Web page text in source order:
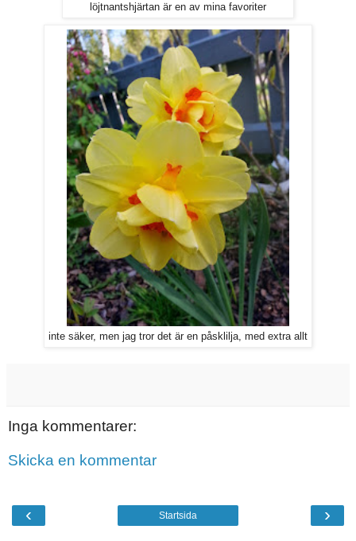
löjtnantshjärtan är en av mina favoriter
inte säker, men jag tror det är en påsklilja, med extra allt
Inga kommentarer:
Skicka en kommentar
‹ ›
Startsida